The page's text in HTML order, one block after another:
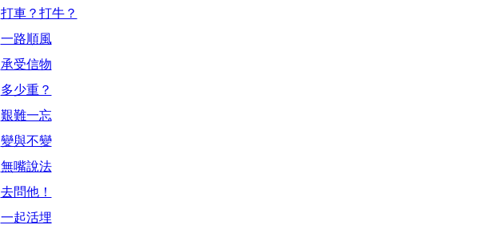
打車？打牛？
一路順風
承受信物
多少重？
艱難一忘
變與不變
無嘴說法
去問他！
一起活埋